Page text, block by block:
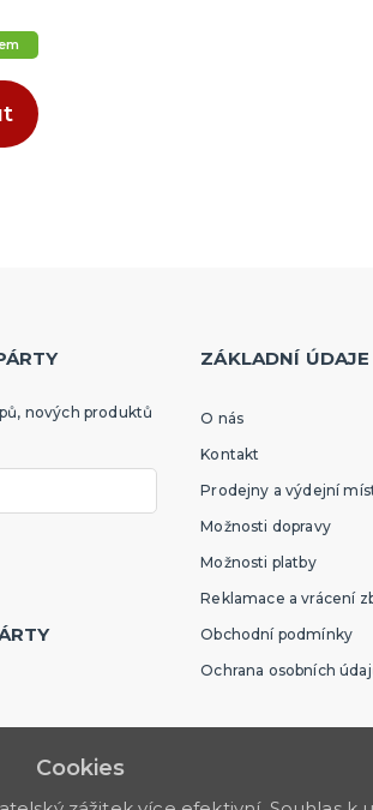
nových produktů
ZÁKLADNÍ ÚDAJE
O nás
Kontakt
Prodejny a výdejní
Možnosti dopravy
Možnosti platby
Reklamace a vrácení
Obchodní podmínky
Ochrana osobních
Cookies